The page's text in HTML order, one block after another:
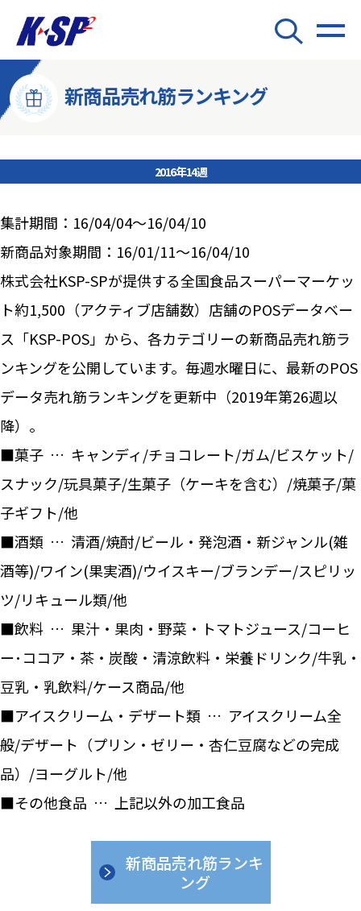
新商品売れ筋ランキング
2016年14週
集計期間：16/04/04～16/04/10
新商品対象期間：16/01/11～16/04/10
株式会社KSP-SPが提供する全国食品スーパーマーケッ
ト約1,500（アクティブ店舗数）店舗のPOSデータベー
ス「KSP-POS」から、各カテゴリーの新商品売れ筋ラ
ンキングを公開しています。毎週水曜日に、最新のPOS
データ売れ筋ランキングを更新中（2019年第26週以
降）。
■菓子 … キャンディ/チョコレート/ガム/ビスケット/
スナック/玩具菓子/生菓子（ケーキを含む）/焼菓子/菓
子ギフト/他
■酒類 … 清酒/焼酎/ビール・発泡酒・新ジャンル(雑
酒等)/ワイン(果実酒)/ウイスキー/ブランデー/スピリッ
ツ/リキュール類/他
■飲料 … 果汁・果肉・野菜・トマトジュース/コーヒ
ー･ココア・茶・炭酸・清涼飲料・栄養ドリンク/牛乳・
豆乳・乳飲料/ケース商品/他
■アイスクリーム・デザート類 … アイスクリーム全
般/デザート（プリン・ゼリー・杏仁豆腐などの完成
品）/ヨーグルト/他
■その他食品 … 上記以外の加工食品
新商品売れ筋ランキ
ング